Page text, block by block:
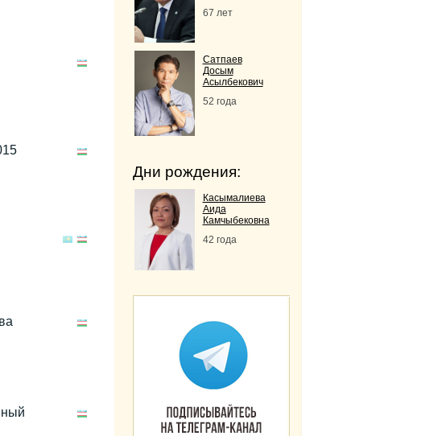
67 лет
Сатпаев
Досым
Асылбекович
52 года
Дни рождения:
Касымалиева
Аида
Камчыбековна
42 года